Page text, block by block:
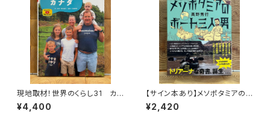
現地取材！世界のくらし31 カナ
ダ
¥4,400
【サイン本あり】メソポタミアの
ボート三人男
¥2,420